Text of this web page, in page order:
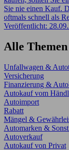
Sie nie einen Kauf.
oftmals schnell als
Veröffentlicht:
Alle
Unfallwagen &
Versicherung
Finanzierung &
Autokauf vom
Autoimport
Rabatt
Mängel &
Automarken &
Autoverkauf
Autokauf von Privat